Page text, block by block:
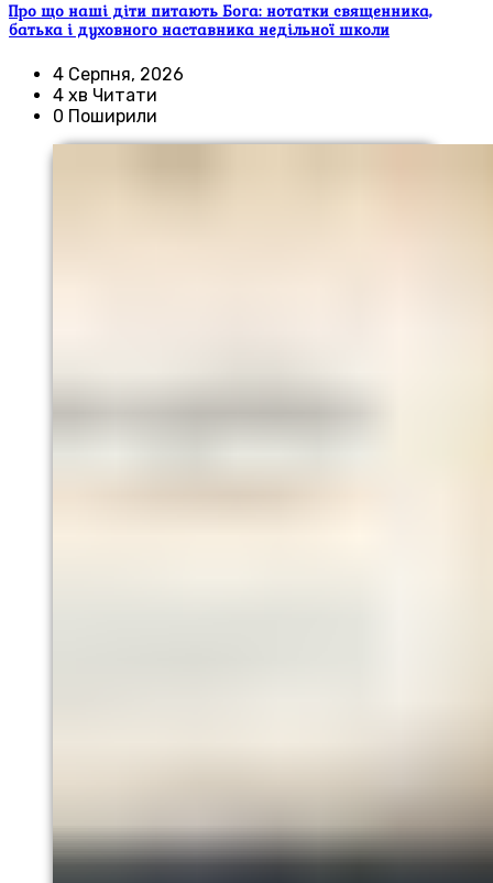
Про що наші діти питають Бога: нотатки священника,
батька і духовного наставника недільної школи
4 Серпня, 2026
4 хв Читати
0 Поширили